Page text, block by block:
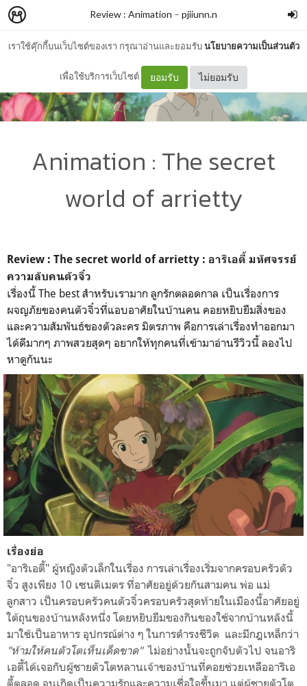
เราใช้คุ๊กกี้บนเว็บไซต์ของเรา กรุณาอ่านและยอมรับนโยบายความเป็นส่วนตัว
เพื่อใช้บริการเว็บไซต์ ยอมรับ ไม่ยอมรับ
Review : Animation – pjiiunn.n
Animation : The secret
world of arrietty
Review : The secret world of arrietty : อาริเอตี้ มหัศจรรย์
ความลับคนตัวจิ๋ว
เรื่องนี้ The best สำหรับเรามาก ลูกรักตลอดกาล เป็นเรื่องการ
ผจญภัยของคนตัวจิ๋วที่แอบอาศัยในบ้านคน คอยหยิบยืมสิ่งของ
และความสัมพันธ์ของตัวละคร มิตรภาพ คือการเล่าเรื่องทำออกมา
ได้ดีมากๆ ภาพสวยสุดๆ อยากให้ทุกคนที่เข้ามาอ่านรีวิวนี้ ลองไป
หาดูกันนะ
เรื่องย่อ
"อาริเอตี้" ผู้หญิงตัวเล็กในเรื่อง การเล่าเรื่องเริ่มจากครอบครัวตัว
จิ๋ว สูงเพียง 10 เซนติเมตร ที่อาศัยอยู่ด้วยกันสามคน พ่อ แม่
ลูกสาว เป็นครอบครัวคนตัวจิ๋วครอบครัวสุดท้ายในเมืองนี้อาศัยอยู่
ใต้ถุนของบ้านหลังหนึ่ง โดยหยิบยืมของกินของใช้จากบ้านหลังนี้
มาใช้เป็นอาหาร อุปกรณ์ต่าง ๆ ในการดำรงชีวิต และมีกฎเหล็กว่า
"ห้ามให้คนตัวโตเห็นเด็ดขาด"ไม่อย่างนั้นจะถูกจับตัวไป จนอาริ
เอตี้ได้เจอกับผู้ชายตัวโตหลานเจ้าของบ้านที่คอยช่วยเหลืออาริเอ
ตี้ตลอด จนเกิดเป็นความรักและความเชื่อใจขึ้นมา แต่ผู้ชายตัวโต